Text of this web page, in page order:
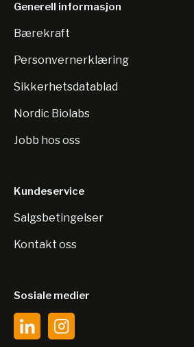
Generell informasjon
Bærekraft
Personvernerklæring
Sikkerhetsdatablad
Nordic Biolabs
Jobb hos oss
Kundeservice
Salgsbetingelser
Kontakt oss
Sosiale medier